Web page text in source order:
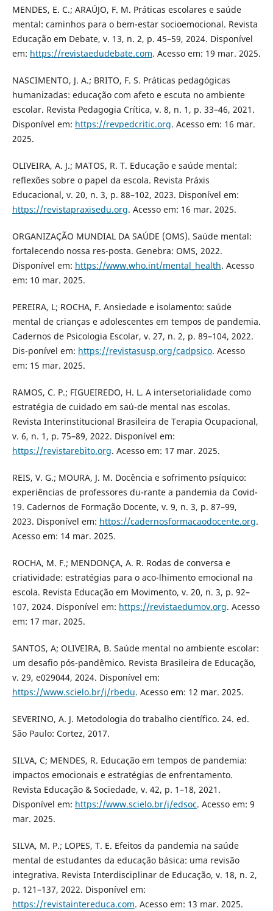
MENDES, E. C.; ARAÚJO, F. M. Práticas escolares e saúde
mental: caminhos para o bem-estar socioemocional. Revista
Educação em Debate, v. 13, n. 2, p. 45–59, 2024. Disponível
em: https://revistaedudebate.com. Acesso em: 19 mar. 2025.
NASCIMENTO, J. A.; BRITO, F. S. Práticas pedagógicas
humanizadas: educação com afeto e escuta no ambiente
escolar. Revista Pedagogia Crítica, v. 8, n. 1, p. 33–46, 2021.
Disponível em: https://revpedcritic.org. Acesso em: 16 mar.
2025.
OLIVEIRA, A. J.; MATOS, R. T. Educação e saúde mental:
reflexões sobre o papel da escola. Revista Práxis
Educacional, v. 20, n. 3, p. 88–102, 2023. Disponível em:
https://revistapraxisedu.org. Acesso em: 16 mar. 2025.
ORGANIZAÇÃO MUNDIAL DA SAÚDE (OMS). Saúde mental:
fortalecendo nossa res-posta. Genebra: OMS, 2022.
Disponível em: https://www.who.int/mental_health. Acesso
em: 10 mar. 2025.
PEREIRA, L; ROCHA, F. Ansiedade e isolamento: saúde
mental de crianças e adolescentes em tempos de pandemia.
Cadernos de Psicologia Escolar, v. 27, n. 2, p. 89–104, 2022.
Dis-ponível em: https://revistasusp.org/cadpsico. Acesso
em: 15 mar. 2025.
RAMOS, C. P.; FIGUEIREDO, H. L. A intersetorialidade como
estratégia de cuidado em saú-de mental nas escolas.
Revista Interinstitucional Brasileira de Terapia Ocupacional,
v. 6, n. 1, p. 75–89, 2022. Disponível em:
https://revistarebito.org. Acesso em: 17 mar. 2025.
REIS, V. G.; MOURA, J. M. Docência e sofrimento psíquico:
experiências de professores du-rante a pandemia da Covid-
19. Cadernos de Formação Docente, v. 9, n. 3, p. 87–99,
2023. Disponível em: https://cadernosformacaodocente.org.
Acesso em: 14 mar. 2025.
ROCHA, M. F.; MENDONÇA, A. R. Rodas de conversa e
criatividade: estratégias para o aco-lhimento emocional na
escola. Revista Educação em Movimento, v. 20, n. 3, p. 92–
107, 2024. Disponível em: https://revistaedumov.org. Acesso
em: 17 mar. 2025.
SANTOS, A; OLIVEIRA, B. Saúde mental no ambiente escolar:
um desafio pós-pandêmico. Revista Brasileira de Educação,
v. 29, e029044, 2024. Disponível em:
https://www.scielo.br/j/rbedu. Acesso em: 12 mar. 2025.
SEVERINO, A. J. Metodologia do trabalho científico. 24. ed.
São Paulo: Cortez, 2017.
SILVA, C; MENDES, R. Educação em tempos de pandemia:
impactos emocionais e estratégias de enfrentamento.
Revista Educação & Sociedade, v. 42, p. 1–18, 2021.
Disponível em: https://www.scielo.br/j/edsoc. Acesso em: 9
mar. 2025.
SILVA, M. P.; LOPES, T. E. Efeitos da pandemia na saúde
mental de estudantes da educação básica: uma revisão
integrativa. Revista Interdisciplinar de Educação, v. 18, n. 2,
p. 121–137, 2022. Disponível em:
https://revistaintereduca.com. Acesso em: 13 mar. 2025.